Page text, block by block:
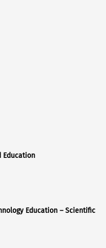
Education
Education – Scientific